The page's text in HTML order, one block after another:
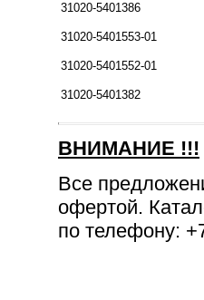
31020-5401386
31020-5401553-01
31020-5401552-01
31020-5401382
ВНИМАНИЕ !!!
Все
офертой.
по телефону: